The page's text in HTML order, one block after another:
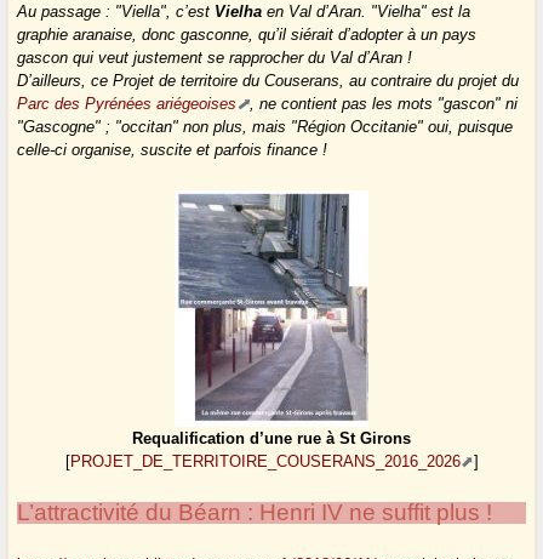
Au passage : "Viella", c’est Vielha en Val d’Aran. "Vielha" est la
graphie aranaise, donc gasconne, qu’il siérait d’adopter à un pays
gascon qui veut justement se rapprocher du Val d’Aran !
D’ailleurs, ce Projet de territoire du Couserans, au contraire du projet du
Parc des Pyrénées ariégeoises
, ne contient pas les mots "gascon" ni
"Gascogne" ; "occitan" non plus, mais "Région Occitanie" oui, puisque
celle-ci organise, suscite et parfois finance !
Requalification d’une rue à St Girons
[PROJET_DE_TERRITOIRE_COUSERANS_2016_2026 ]
L’attractivité du Béarn : Henri IV ne suffit plus !